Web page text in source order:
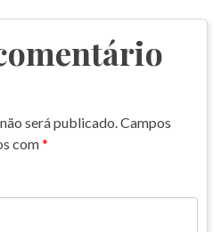
será publicado.Campos
com*